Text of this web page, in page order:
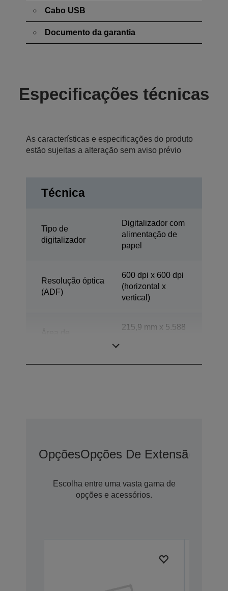
Cabo USB
Documento da garantia
Especificações técnicas
As características e especificações do produto
estão sujeitas a alteração sem aviso prévio
Técnica
Tipo de
digitalizador
Digitalizador com
alimentação de
papel
Resolução óptica
(ADF)
600 dpi x 600 dpi
(horizontal x
vertical)
215,9 mm x 5.588
OpçõesOpções De Extensão De
Escolha entre uma vasta gama de
opções e acessórios.